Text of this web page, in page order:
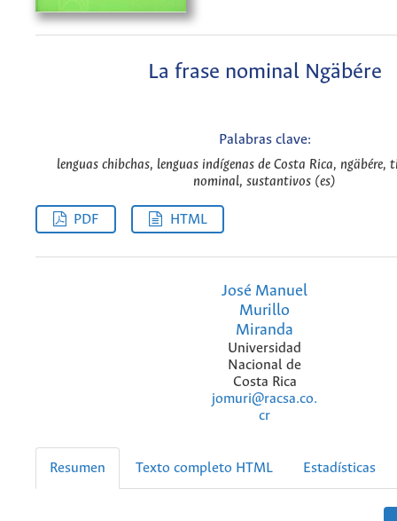
La frase nominal Ngäbére
Palabras clave:
lenguas chibchas, lenguas indígenas de Costa Rica, ngäbére,
nominal, sustantivos (es)
PDF HTML
José Manuel
Murillo
Miranda
Universidad
Nacional de
Costa Rica
jomuri@racsa.co.
cr
Resumen Texto completo HTML Estadísticas